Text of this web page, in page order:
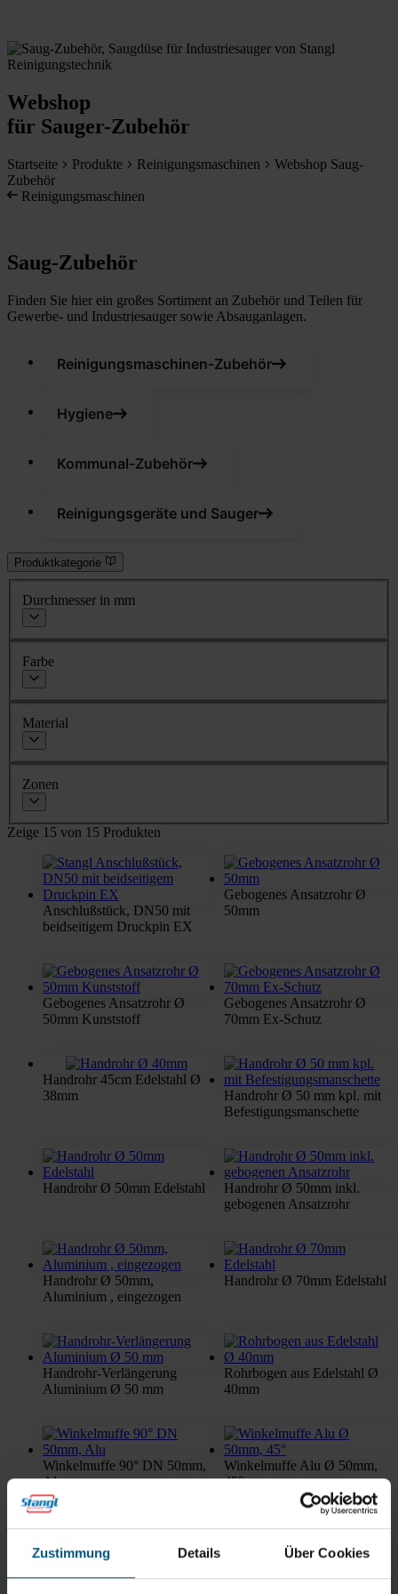
Zustimmung Details Über Cookies
Webshop
für Sauger-Zubehör
Startseite Produkte Reinigungsmaschinen
Webshop Saug-
Zubehör
Reinigungsmaschinen
Saug-Zubehör
Finden Sie hier ein großes Sortiment an Zubehör und Teilen für
Gewerbe- und Industriesauger sowie Absauganlagen.
Reinigungsmaschinen-Zubehör
Hygiene
Kommunal-Zubehör
Reinigungsgeräte und Sauger
Produktkategorie
Durchmesser in mm
Farbe
Material
Zonen
Zeige 15 von 15 Produkten
Anschlußstück, DN50 mit
beidseitigem Druckpin EX
Gebogenes Ansatzrohr Ø
50mm
Gebogenes Ansatzrohr Ø
50mm Kunststoff
Gebogenes Ansatzrohr Ø
70mm Ex-Schutz
Handrohr 45cm Edelstahl Ø
38mm
Handrohr Ø 50 mm kpl. mit
Befestigungsmanschette
Handrohr Ø 50mm Edelstahl
Handrohr Ø 50mm inkl.
gebogenen Ansatzrohr
Handrohr Ø 50mm,
Aluminium , eingezogen
Handrohr Ø 70mm Edelstahl
Handrohr-Verlängerung
Aluminium Ø 50 mm
Rohrbogen aus Edelstahl Ø
40mm
Winkelmuffe 90° DN 50mm,
Alu
Winkelmuffe Alu Ø 50mm,
45°
Winkelmuffe Stahl verzinkt
Ø 50mm, 90°